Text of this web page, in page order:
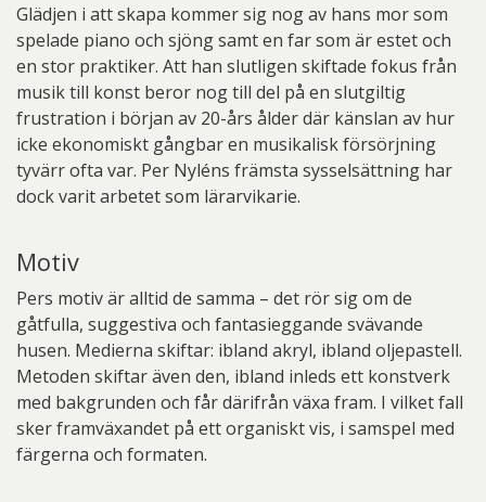
Glädjen i att skapa kommer sig nog av hans mor som
spelade piano och sjöng samt en far som är estet och
en stor praktiker. Att han slutligen skiftade fokus från
musik till konst beror nog till del på en slutgiltig
frustration i början av 20-års ålder där känslan av hur
icke ekonomiskt gångbar en musikalisk försörjning
tyvärr ofta var. Per Nyléns främsta sysselsättning har
dock varit arbetet som lärarvikarie.
Motiv
Pers motiv är alltid de samma – det rör sig om de
gåtfulla, suggestiva och fantasieggande svävande
husen. Medierna skiftar: ibland akryl, ibland oljepastell.
Metoden skiftar även den, ibland inleds ett konstverk
med bakgrunden och får därifrån växa fram. I vilket fall
sker framväxandet på ett organiskt vis, i samspel med
färgerna och formaten.